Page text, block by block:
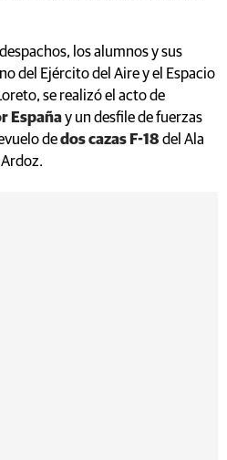
los alumnos y sus
del Ejército del Aire y el Espacio
se realizó el acto de
Españay un desfile de fuerzas
dedos cazas F-18 del Ala